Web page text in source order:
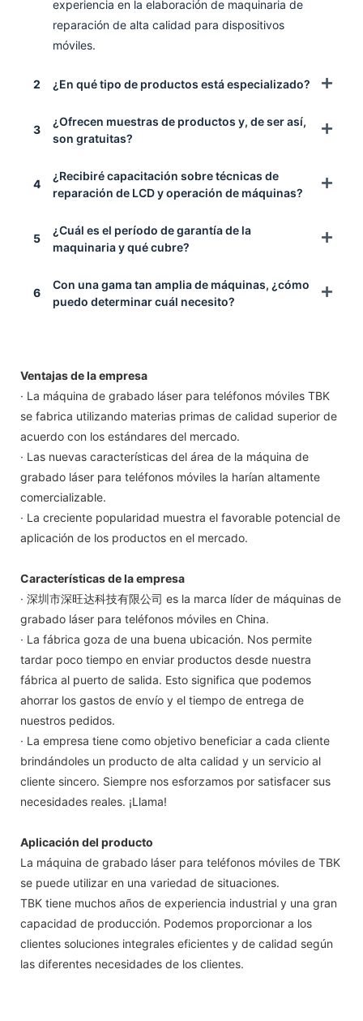
experiencia en la elaboración de maquinaria de
reparación de alta calidad para dispositivos
móviles.
2 ¿En qué tipo de productos está especializado?
3
¿Ofrecen muestras de productos y, de ser así,
son gratuitas?
4
¿Recibiré capacitación sobre técnicas de
reparación de LCD y operación de máquinas?
5
¿Cuál es el período de garantía de la
maquinaria y qué cubre?
6
Con una gama tan amplia de máquinas, ¿cómo
puedo determinar cuál necesito?
Ventajas de la empresa
· La máquina de grabado láser para teléfonos móviles TBK
se fabrica utilizando materias primas de calidad superior de
acuerdo con los estándares del mercado.
· Las nuevas características del área de la máquina de
grabado láser para teléfonos móviles la harían altamente
comercializable.
· La creciente popularidad muestra el favorable potencial de
aplicación de los productos en el mercado.
Características de la empresa
· 深圳市深旺达科技有限公司 es la marca líder de máquinas de
grabado láser para teléfonos móviles en China.
· La fábrica goza de una buena ubicación. Nos permite
tardar poco tiempo en enviar productos desde nuestra
fábrica al puerto de salida. Esto significa que podemos
ahorrar los gastos de envío y el tiempo de entrega de
nuestros pedidos.
· La empresa tiene como objetivo beneficiar a cada cliente
brindándoles un producto de alta calidad y un servicio al
cliente sincero. Siempre nos esforzamos por satisfacer sus
necesidades reales. ¡Llama!
Aplicación del producto
La máquina de grabado láser para teléfonos móviles de TBK
se puede utilizar en una variedad de situaciones.
TBK tiene muchos años de experiencia industrial y una gran
capacidad de producción. Podemos proporcionar a los
clientes soluciones integrales eficientes y de calidad según
las diferentes necesidades de los clientes.